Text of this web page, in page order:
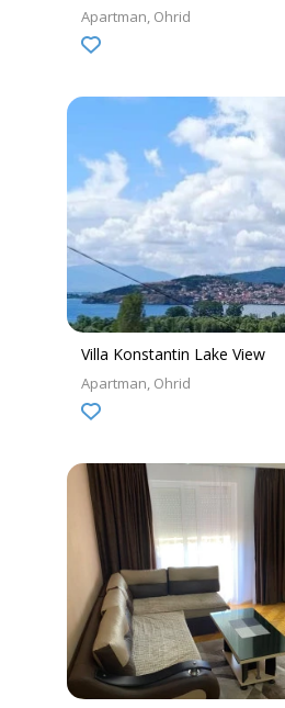
Apartman Ohrid
Villa Konstantin Lake View
Apartman Ohrid